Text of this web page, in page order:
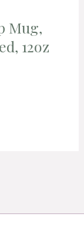
Mug,
12oz